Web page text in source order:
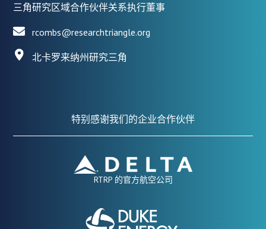
三角研究区域合作伙伴关系执行董事
rcombs@researchtriangle.org
北卡罗来纳州研究三角
特别感谢我们的企业合作伙伴
RTRP 的官方航空公司